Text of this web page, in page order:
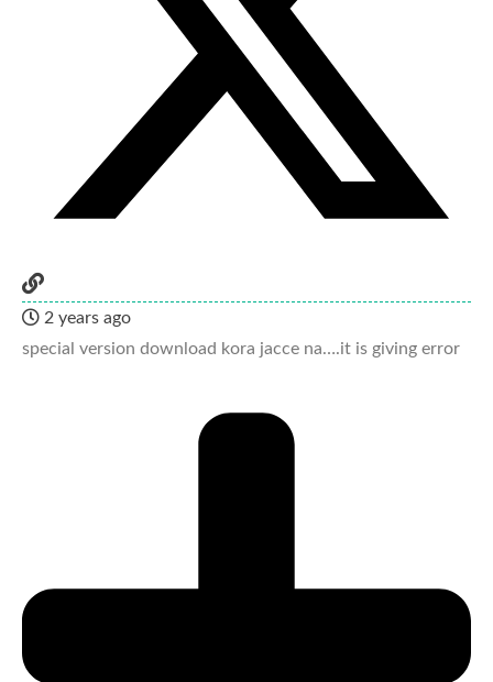
2 years ago
special version download kora jacce na….it is giving error